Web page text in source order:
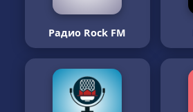
Радио Rock FM